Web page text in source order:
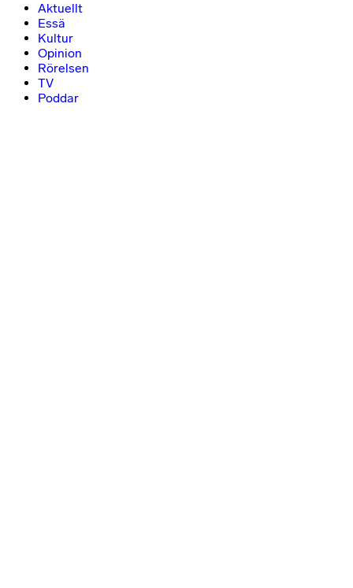
Aktuellt
Essä
Kultur
Opinion
Rörelsen
TV
Poddar